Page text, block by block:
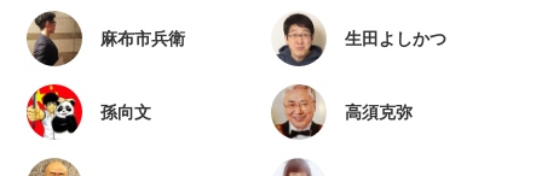
麻布市兵衛 生田よしかつ
孫向文 高須克弥